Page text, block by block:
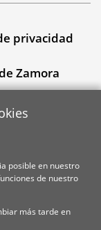
privacidad
Zamora
posible en nuestro
de nuestro
más tarde en